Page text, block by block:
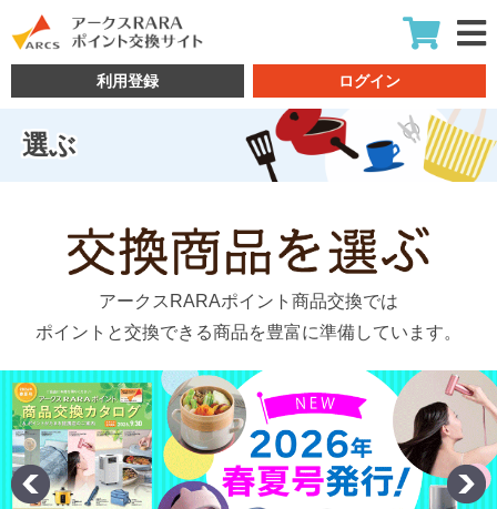
利用登録 ログイン
選ぶ
アークスRARAポイント商品交換では
ポイントと交換できる商品を豊富に準備しています。